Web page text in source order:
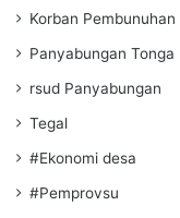
Korban Pembunuhan
Panyabungan Tonga
rsud Panyabungan
Tegal
#Ekonomi desa
#Pemprovsu